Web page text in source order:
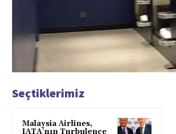
Seçtiklerimiz
Malaysia Airlines,
IATA’nın Turbulence